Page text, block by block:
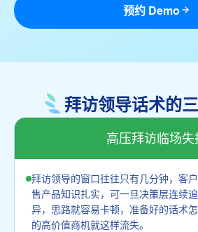
预约 Demo
拜访领导话术的
高压拜访临场失
拜访领导的窗口往往只有几分钟，客
售产品知识扎实，可一旦决策层连续
异，思路就容易卡顿，准备好的话术
的高价值商机就这样流失。